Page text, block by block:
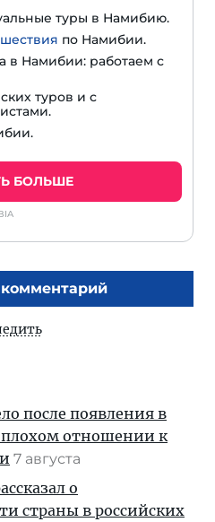
туры в Намибию.
по Намибии.
Намибии: работаем с
туров и с
БОЛЬШЕ
после появления в
отношении к
7 августа
о
страны в российских